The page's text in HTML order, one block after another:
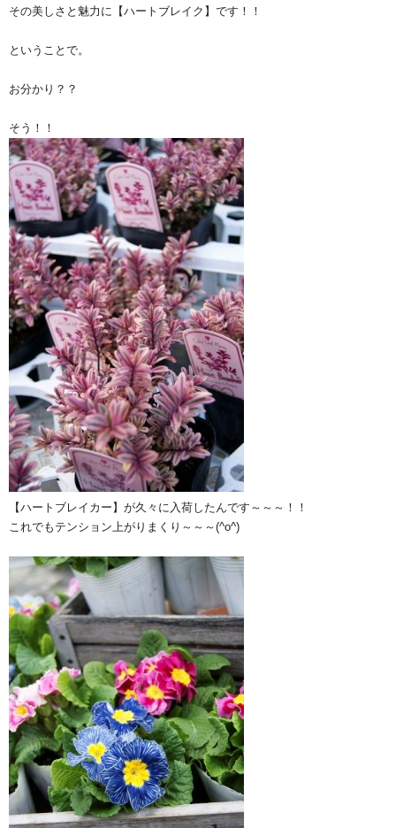
その美しさと魅力に【ハートブレイク】です！！
ということで。
お分かり？？
そう！！
【ハートブレイカー】が久々に入荷したんです～～～！！
これでもテンション上がりまくり～～～(^o^)